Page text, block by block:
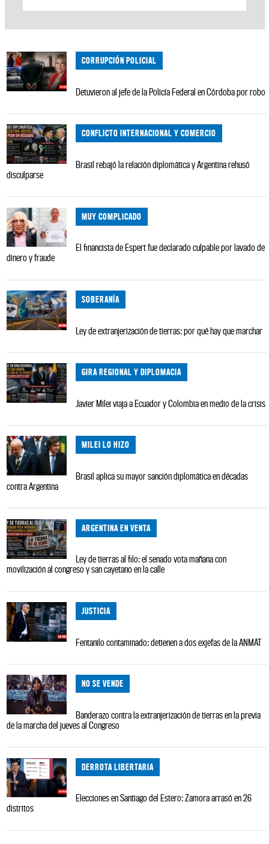
CORRUPCIÓN POLICIAL
Detuvieron al jefe de la Policía Federal en Córdoba por robo
CONFLICTO INTERNACIONAL Y COMERCIO
Brasil rebajó la relación diplomática y Argentina rehusó
disculparse
MUY COMPLICADO
El financista de Espert fue declarado culpable por lavado de
dinero y fraude
SOBERANÍA
Ley de extranjerización de tierras: por qué hay que marchar
GIRA REGIONAL Y DIPLOMACIA
Javier Milei viaja a Ecuador y Colombia en medio de la crisis
MILEI LO HIZO
Brasil aplica su mayor sanción diplomática en décadas
contra Argentina
ARGENTINA EN VENTA
Ley de tierras al filo: el senado vota mañana con
movilización al congreso y san cayetano en la calle
JUSTICIA
Fentanilo contaminado: detienen a dos exjefas de la ANMAT
NO SE VENDE
Banderazo contra la extranjerización de tierras en la previa
de la marcha del jueves al Congreso
DERROTA LIBERTARIA
Elecciones en Santiago del Estero: Zamora arrasó en 26
distritos